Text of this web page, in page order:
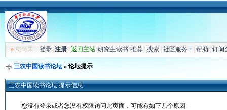
»您尚未 登录 注册| 返回主站| 研究生读书| 推荐| 搜索| 社区服务 帮助 订阅
三农中国读书论坛» 论坛提示
三农中国读书论坛 提示信息
您没有登录或者您没有权限访问此页面，可能有如下几个原因: